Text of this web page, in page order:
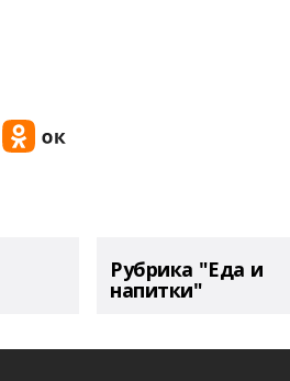
Рубрика "Еда и
напитки"